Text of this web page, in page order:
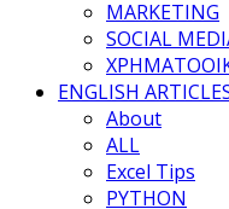
MARKETING
SOCIAL
ENGLISH
About
ALL
Excel Tips
PYTHON